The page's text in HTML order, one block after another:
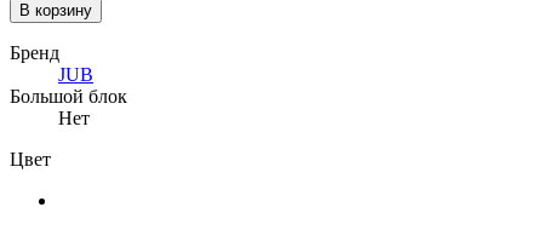
В корзину
Бренд
JUB
Большой блок
Нет
Цвет